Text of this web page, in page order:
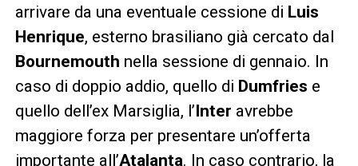
arrivare da una eventuale cessione di Luis
Henrique, esterno brasiliano già cercato dal
Bournemouth nella sessione di gennaio. In
caso di doppio addio, quello di Dumfries e
quello dell’ex Marsiglia, l’Inter avrebbe
maggiore forza per presentare un’offerta
importante all’Atalanta. In caso contrario, la